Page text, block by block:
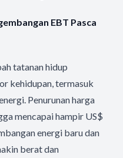
EBT Pasca
tatanan hidup
kehidupan, termasuk
Penurunan harga
mencapai hampir US$
energi baru dan
berat dan